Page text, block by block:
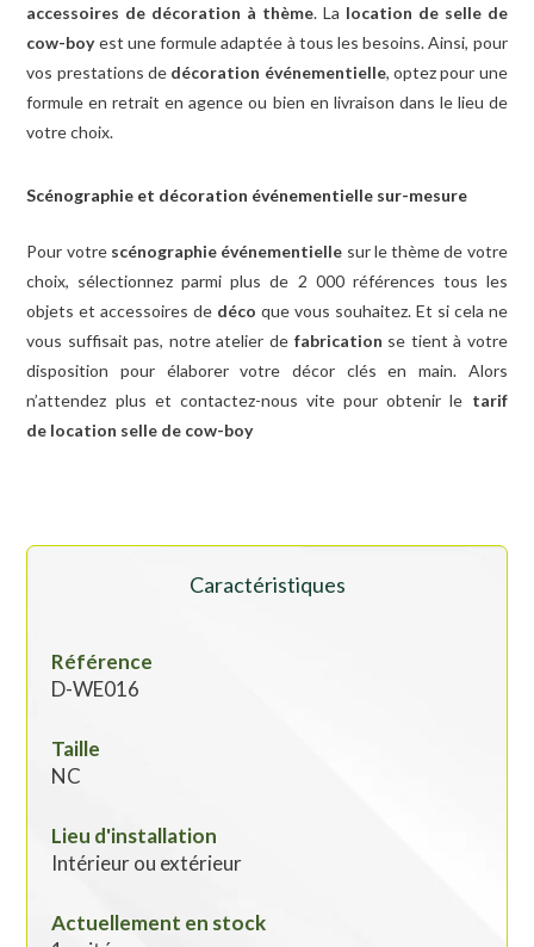
accessoires de décoration à thème. La location de selle de
cow-boyest une formule adaptée à tous les besoins. Ainsi, pour
vos prestations de décoration événementielle, optez pour une
formule en retrait en agence ou bien en livraison dans le lieu de
votre choix.
Scénographie et décoration événementielle sur-mesure
Pour votre scénographie événementielle sur le thème de votre
choix, sélectionnez parmi plus de 2 000 références tous les
objets et accessoires de déco que vous souhaitez. Et si cela ne
vous suffisait pas, notre atelier de fabrication se tient à votre
disposition pour élaborer votre décor clés en main. Alors
n’attendez plus et contactez-nous vite pour obtenir le tarif
de location selle de cow-boy
Caractéristiques
Référence
D-WE016
Taille
NC
Lieu d'installation
Intérieur ou extérieur
Actuellement en stock